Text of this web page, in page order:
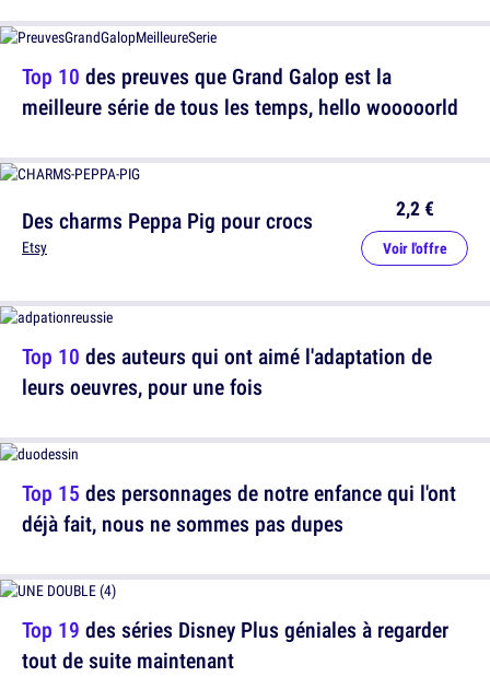
Top 10 des preuves que Grand Galop est la
meilleure série de tous les temps, hello wooooorld
Top 10 des auteurs qui ont aimé l'adaptation de
leurs oeuvres, pour une fois
Top 19 des séries Disney Plus géniales à regarder
tout de suite maintenant
Des charms Peppa Pig pour crocs
Etsy
2,2 €
Voir l'offre
Top 15 des personnages de notre enfance qui l'ont
déjà fait, nous ne sommes pas dupes